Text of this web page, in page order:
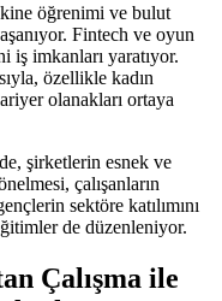
öğrenimi ve bulut
Fintech ve oyun
iş imkanları yaratıyor.
özellikle kadın
olanakları ortaya
şirketlerin esnek ve
çalışanların
sektöre katılımını
de düzenleniyor.
Çalışma ile